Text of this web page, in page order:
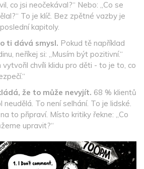
co jsi neočekával?“ Nebo: „Co se
To je klíč. Bez zpětné vazby je
kapitoly.
ti dává smysl. Pokud tě například
neříkej si: „Musím být pozitivní.“
vytvořil chvíli klidu pro děti - to je to, co
že to může nevyjít. 68 % klientů
neudělá. To není selhání. To je lidské.
to připraví. Místo kritiky řekne: „Co
upravit?“